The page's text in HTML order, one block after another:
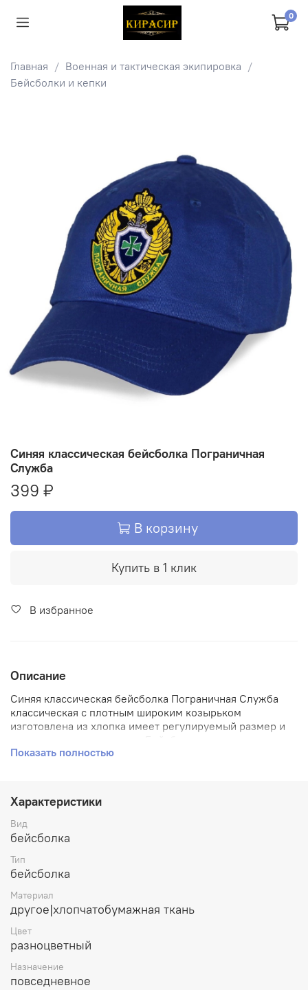
0
Главная
Военная и тактическая экипировка
Бейсболки и кепки
Синяя классическая бейсболка Пограничная
Служба
399 ₽
В корзину
Купить в 1 клик
В избранное
Описание
Синяя классическая бейсболка Пограничная Служба
классическая с плотным широким козырьком
изготовлена из хлопка имеет регулируемый размер и
подойдет как для занятий спортом, так и для
Ваш индивидуальный образ и стиль.
Материал: Хлопок
Размер: Регулируемый
Фасон: Классический
Синяя классическая бейсболка Пограничная Служба
Натуральные материалы, регулируемый размер,
качественный пошив и более чем доступная цена,
делают приобретение данной бейсболки отличным и
Вам долгое время.
Показать полностью
Характеристики
Вид
бейсболка
Тип
бейсболка
Материал
другое|хлопчатобумажная ткань
Цвет
разноцветный
Назначение
повседневное